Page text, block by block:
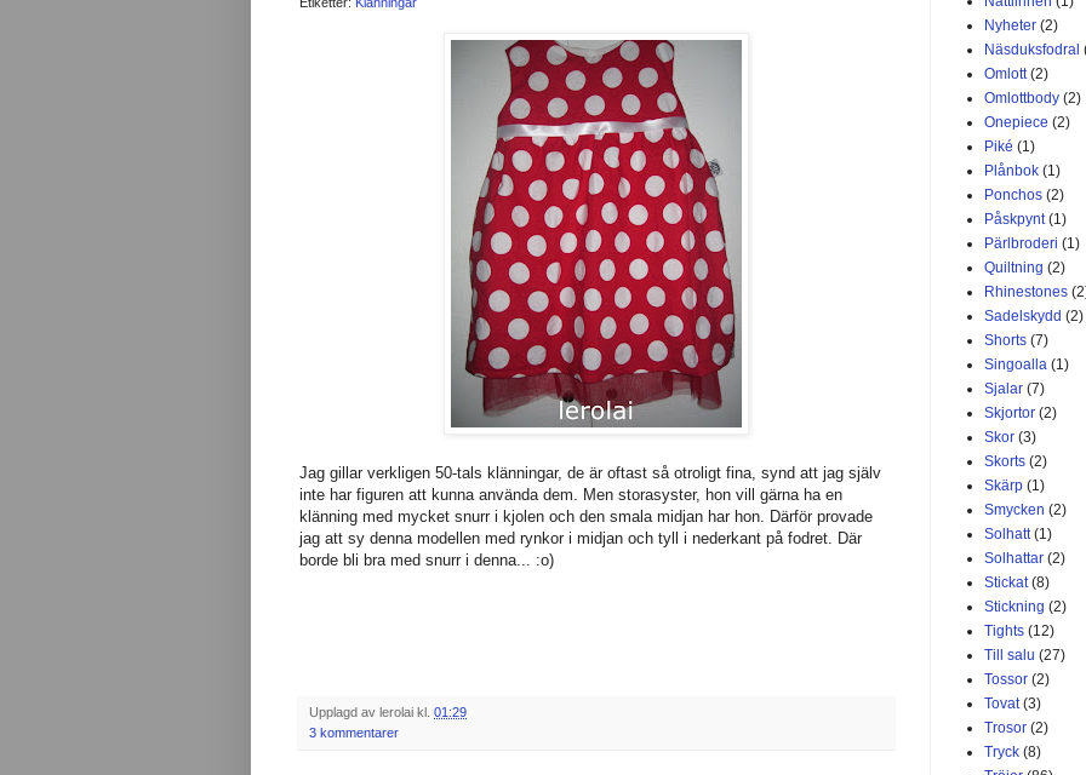
Jag gillar verkligen 50-tals klänningar, de är oftast så otroligt fina, synd att jag själv
inte har figuren att kunna använda dem. Men storasyster, hon vill gärna ha en
klänning med mycket snurr i kjolen och den smala midjan har hon. Därför provade
jag att sy denna modellen med rynkor i midjan och tyll i nederkant på fodret. Där
borde bli bra med snurr i denna... :o)
Upplagd av lerolai kl. 01:29
3 kommentarer
Nyheter (2)
Näsduksfodral
Omlott (2)
Omlottbody (2)
Onepiece (2)
Piké (1)
Plånbok (1)
Ponchos (2)
Påskpynt (1)
Pärlbroderi (1)
Quiltning (2)
Rhinestones
Sadelskydd (2)
Shorts (7)
Singoalla (1)
Sjalar (7)
Skjortor (2)
Skor (3)
Skorts (2)
Skärp (1)
Smycken (2)
Solhatt (1)
Solhattar (2)
Stickat (8)
Stickning (2)
Tights (12)
Till salu (27)
Tossor (2)
Tovat (3)
Trosor (2)
Tryck (8)